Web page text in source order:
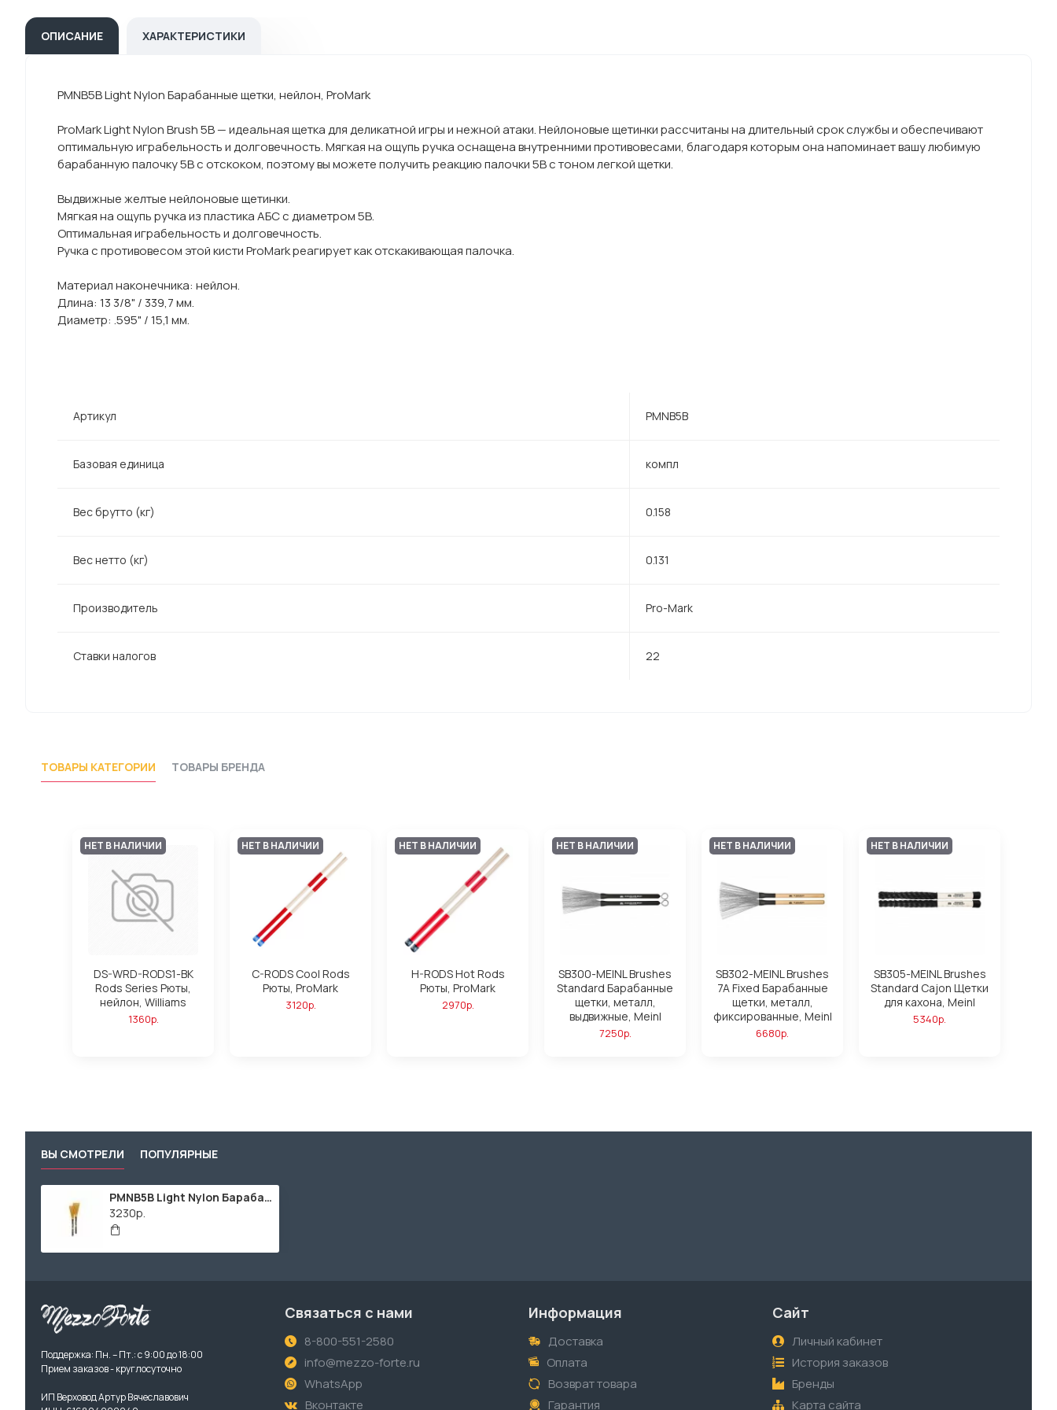
ОПИСАНИЕ ХАРАКТЕРИСТИКИ
PMNB5B Light Nylon Барабанные щетки, нейлон, ProMark
ProMark Light Nylon Brush 5B — идеальная щетка для деликатной игры и нежной атаки. Нейлоновые щетинки рассчитаны на длительный срок службы и обеспечивают
оптимальную играбельность и долговечность. Мягкая на ощупь ручка оснащена внутренними противовесами, благодаря которым она напоминает вашу любимую
барабанную палочку 5B с отскоком, поэтому вы можете получить реакцию палочки 5B с тоном легкой щетки.
Выдвижные желтые нейлоновые щетинки.
Мягкая на ощупь ручка из пластика АБС с диаметром 5B.
Оптимальная играбельность и долговечность.
Ручка с противовесом этой кисти ProMark реагирует как отскакивающая палочка.
Материал наконечника: нейлон.
Длина: 13 3/8" / 339,7 мм.
Диаметр: .595" / 15,1 мм.
Артикул PMNB5B
Базовая единица компл
Вес брутто (кг) 0.158
Вес нетто (кг) 0.131
Производитель Pro-Mark
Ставки налогов 22
ТОВАРЫ КАТЕГОРИИ ТОВАРЫ БРЕНДА
НЕТ В НАЛИЧИИ
DS-WRD-RODS1-BK
Rods Series Рюты,
нейлон, Williams
1360р.
НЕТ В НАЛИЧИИ
C-RODS Cool Rods
Рюты, ProMark
3120р.
НЕТ В НАЛИЧИИ
H-RODS Hot Rods
Рюты, ProMark
2970р.
НЕТ В НАЛИЧИИ
SB300-MEINL Brushes
Standard Барабанные
щетки, металл,
выдвижные, Meinl
7250р.
НЕТ В НАЛИЧИИ
SB302-MEINL Brushes
7A Fixed Барабанные
щетки, металл,
фиксированные, Meinl
6680р.
НЕТ В НАЛИЧИИ
SB305-MEINL Brushes
Standard Cajon Щетки
для кахона, Meinl
5340р.
ВЫ СМОТРЕЛИ ПОПУЛЯРНЫЕ
PMNB5B Light Nylon Барабанные щетки, нейлон, ProMark
3230р.
Поддержка: Пн. – Пт.: с 9:00 до 18:00
Прием заказов - круглосуточно
ИП Верховод Артур Вячеславович
Связаться с нами
8-800-551-2580
info@mezzo-forte.ru
WhatsApp
Вконтакте
Информация
Доставка
Оплата
Возврат товара
Гарантия
Сайт
Личный кабинет
История заказов
Бренды
Карта сайта